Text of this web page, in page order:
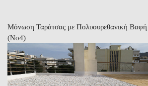
Μόνωση Ταράτσας με Πολυουρεθανική
(Νο4)